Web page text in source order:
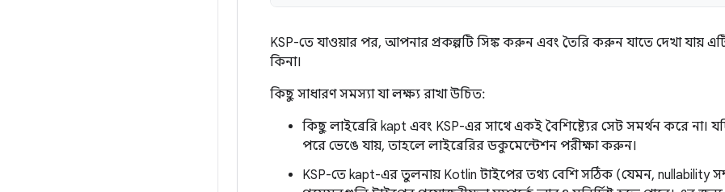
KSP-তে যাওয়ার পর, আপনার প্রকল্পটি সিঙ্ক করুন এবং তৈরি করুন যাতে দেখা যায়
কিনা।
কিছু সাধারণ সমস্যা যা লক্ষ্য রাখা উচিত:
কিছু লাইব্রেরি kapt এবং KSP-এর সাথে একই বৈশিষ্ট্যের সেট সমর্থন করে না।
পরে ভেঙে যায়, তাহলে লাইব্রেরির ডকুমেন্টেশন পরীক্ষা করুন।
KSP-তে kapt-এর তুলনায় Kotlin টাইপের তথ্য বেশি সঠিক (যেমন, nullability